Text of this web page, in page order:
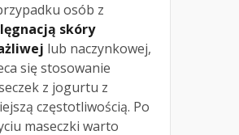
osób z
skóry
lub naczynkowej,
się stosowanie
z jogurtu z
częstotliwością. Po
maseczki warto